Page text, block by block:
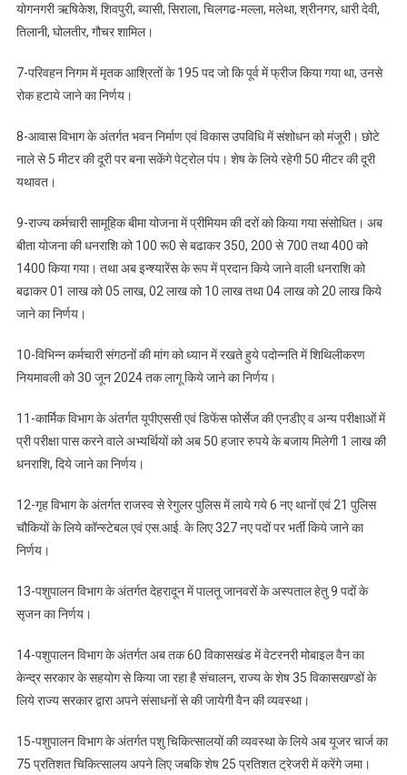
योगनगरी ऋषिकेश, शिवपुरी, ब्यासी, सिराला, चिलगढ-मल्ला, मलेथा, श्रीनगर, धारी देवी,
तिलानी, घोलतीर, गौचर शामिल।
7-परिवहन निगम में मृतक आश्रितों के 195 पद जो कि पूर्व में फ्रीज किया गया था, उनसे
रोक हटाये जाने का निर्णय।
8-आवास विभाग के अंतर्गत भवन निर्माण एवं विकास उपविधि में संशोधन को मंजूरी। छोटे
नाले से 5 मीटर की दूरी पर बना सकेंगे पेट्रोल पंप। शेष के लिये रहेगी 50 मीटर की दूरी
यथावत।
9-राज्य कर्मचारी सामूहिक बीमा योजना में प्रीमियम की दरों को किया गया संसोधित। अब
बीता योजना की धनराशि को 100 रू0 से बढाकर 350, 200 से 700 तथा 400 को
1400 किया गया। तथा अब इन्श्यारेंस के रूप में प्रदान किये जाने वाली धनराशि को
बढाकर 01 लाख को 05 लाख, 02 लाख को 10 लाख तथा 04 लाख को 20 लाख किये
जाने का निर्णय।
10-विभिन्न कर्मचारी संगठनों की मांग को ध्यान में रखते हुये पदोन्नति में शिथिलीकरण
नियमावली को 30 जून 2024 तक लागू किये जाने का निर्णय।
11-कार्मिक विभाग के अंतर्गत यूपीएससी एवं डिफेंस फोर्सेज की एनडीए व अन्य परीक्षाओं में
प्री परीक्षा पास करने वाले अभ्यर्थियों को अब 50 हजार रुपये के बजाय मिलेगी 1 लाख की
धनराशि, दिये जाने का निर्णय।
12-गृह विभाग के अंतर्गत राजस्व से रेगुलर पुलिस में लाये गये 6 नए थानों एवं 21 पुलिस
चौकियों के लिये कॉन्स्टेबल एवं एस.आई. के लिए 327 नए पदों पर भर्ती किये जाने का
निर्णय।
13-पशुपालन विभाग के अंतर्गत देहरादून में पालतू जानवरों के अस्पताल हेतु 9 पदों के
सृजन का निर्णय।
14-पशुपालन विभाग के अंतर्गत अब तक 60 विकासखंड में वेटरनरी मोबाइल वैन का
केन्द्र सरकार के सहयोग से किया जा रहा है संचालन, राज्य के शेष 35 विकासखण्डों के
लिये राज्य सरकार द्वारा अपने संसाधनों से की जायेगी वैन की व्यवस्था।
15-पशुपालन विभाग के अंतर्गत पशु चिकित्सालयों की व्यवस्था के लिये अब यूजर चार्ज का
75 प्रतिशत चिकित्सालय अपने लिए जबकि शेष 25 प्रतिशत ट्रेजरी में करेंगे जमा।